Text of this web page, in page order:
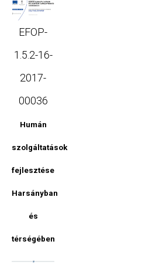
EFOP-
1.5.2-16-
2017-
00036
Humán
szolgáltatások
fejlesztése
Harsányban
és
térségében